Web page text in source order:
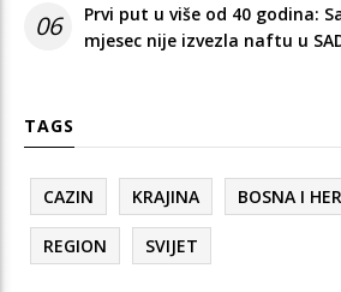
06
Prvi put u više od 40 godina:
mjesec nije izvezla naftu u
TAGS
CAZIN KRAJINA BOSNA I
REGION SVIJET